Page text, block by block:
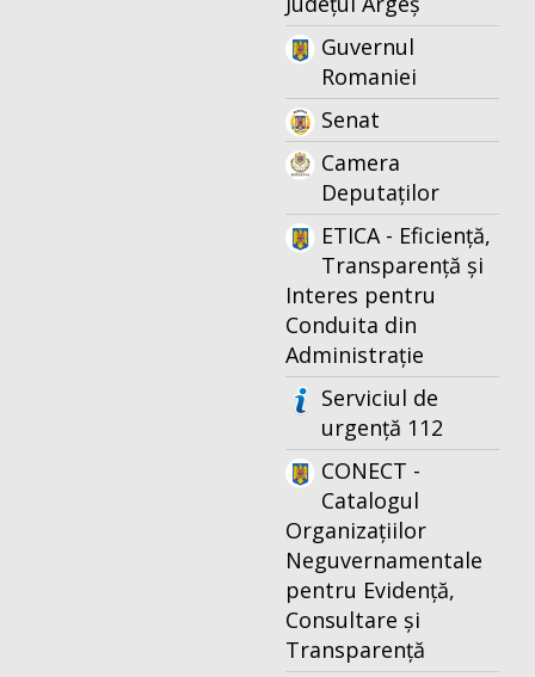
Guvernul
Romaniei
Senat
Camera
Deputaților
ETICA - Eficiență,
Transparență și
Interes pentru
Conduita din
Administrație
Serviciul de
urgență 112
CONECT -
Catalogul
Organizațiilor
Neguvernamentale
pentru Evidență,
Consultare și
Transparență